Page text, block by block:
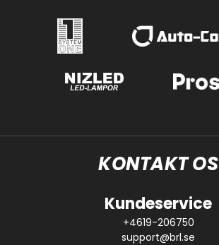
KONTAKT OS
Kundeservice
+4619-206750
support@brl.se